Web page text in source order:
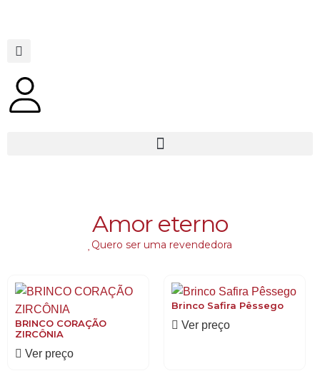
Amor eterno
Quero ser uma revendedora
BRINCO CORAÇÃO
ZIRCÔNIA
Ver preço
Brinco Safira Pêssego
Ver preço